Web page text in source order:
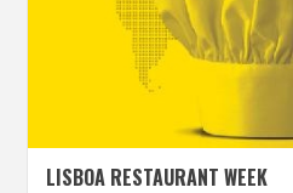
LISBOA RESTAURANT WEEK